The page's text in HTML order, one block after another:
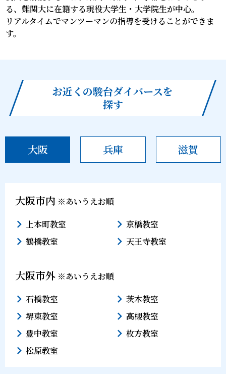
る、難関大に在籍する現役大学生・大学院生が中心。
リアルタイムでマンツーマンの指導を受けることができま
す。
お近くの駿台ダイバースを
探す
大阪 兵庫 滋賀
大阪市内 ※あいうえお順
上本町教室
京橋教室
鶴橋教室
天王寺教室
大阪市外 ※あいうえお順
石橋教室
茨木教室
堺東教室
高槻教室
豊中教室
枚方教室
松原教室